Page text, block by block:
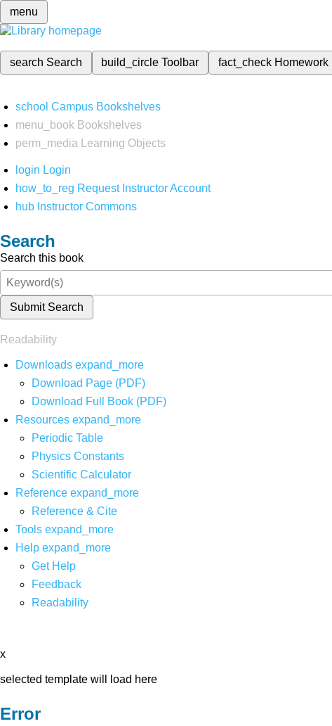
menu
search Search build_circleToolbar fact_check Homework
school Campus Bookshelves
menu_book Bookshelves
perm_media
Learning Objects
login Login
how_to_reg Request Instructor Account
hub Instructor Commons
Search
Search this book
Submit Search
Readability
Downloads expand_more
Download Page (PDF)
Download Full Book (PDF)
Resources expand_more
Periodic Table
Physics Constants
Scientific Calculator
Reference expand_more
Reference & Cite
Tools expand_more
Help expand_more
Get Help
Feedback
Readability
x
selected template will load here
Error